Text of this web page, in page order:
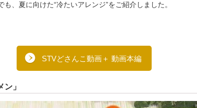
、夏に向けた“冷たいアレンジ”をご紹介しました。
STVどさんこ動画＋ 動画本編
」